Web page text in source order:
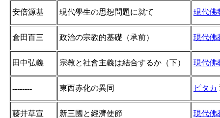
安倍源基 現代學生の思想問題に就て 現代佛
倉田百三 政治の宗教的基礎（承前） 現代佛
田中弘義 宗教と社會主義は結合するか（下） 現代佛
-------- 東西赤化の異同 ピタカ
藤井草宣 新三國と經濟使節 現代佛